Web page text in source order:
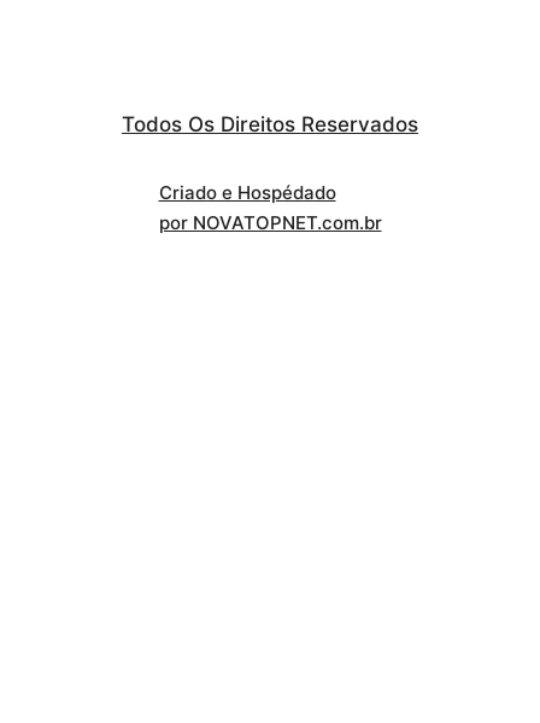
Todos Os Direitos Reservados
Criado e Hospédado
por NOVATOPNET.com.br